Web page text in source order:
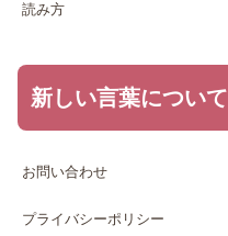
読み方
新しい言葉について
お問い合わせ
プライバシーポリシー